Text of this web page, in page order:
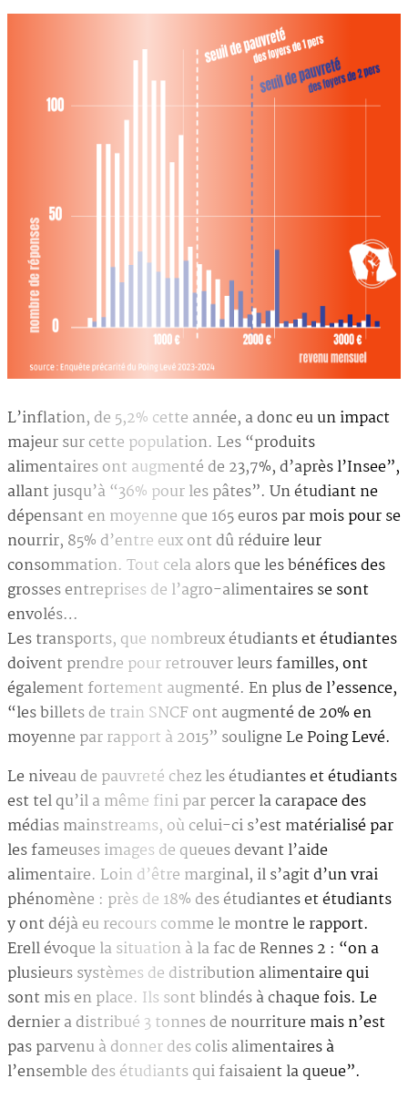
L’inflation, de 5,2% cette année, a donc eu un impact
majeur sur cette population. Les “produits
alimentaires ont augmenté de 23,7%, d’après l’Insee”,
allant jusqu’à “36% pour les pâtes”. Un étudiant ne
dépensant en moyenne que 165 euros par mois pour se
nourrir, 85% d’entre eux ont dû réduire leur
consommation. Tout cela alors que les bénéfices des
grosses entreprises de l’agro-alimentaires se sont
envolés…
Les transports, que nombreux étudiants et étudiantes
doivent prendre pour retrouver leurs familles, ont
également fortement augmenté. En plus de l’essence,
“les billets de train SNCF ont augmenté de 20% en
moyenne par rapport à 2015” souligne Le Poing Levé.
Le niveau de pauvreté chez les étudiantes et étudiants
est tel qu’il a même fini par percer la carapace des
médias mainstreams, où celui-ci s’est matérialisé par
les fameuses images de queues devant l’aide
alimentaire. Loin d’être marginal, il s’agit d’un vrai
phénomène : près de 18% des étudiantes et étudiants
y ont déjà eu recours comme le montre le rapport.
Erell évoque la situation à la fac de Rennes 2 : “on a
plusieurs systèmes de distribution alimentaire qui
sont mis en place. Ils sont blindés à chaque fois. Le
dernier a distribué 3 tonnes de nourriture mais n’est
pas parvenu à donner des colis alimentaires à
l’ensemble des étudiants qui faisaient la queue”.